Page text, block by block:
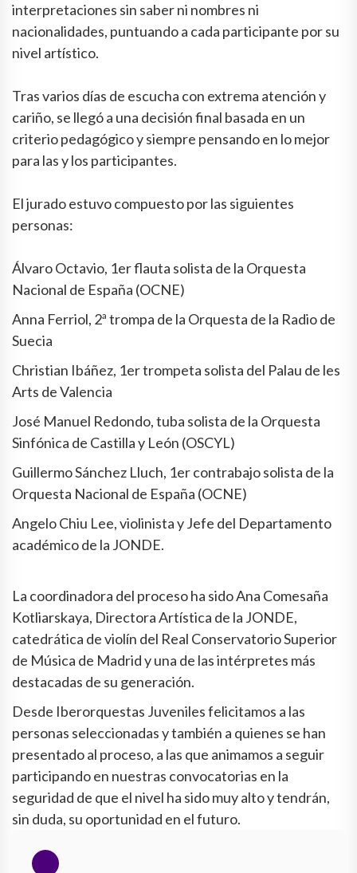
interpretaciones sin saber ni nombres ni
nacionalidades, puntuando a cada participante por su
nivel artístico.
Tras varios días de escucha con extrema atención y
cariño, se llegó a una decisión final basada en un
criterio pedagógico y siempre pensando en lo mejor
para las y los participantes.
El jurado estuvo compuesto por las siguientes
personas:
Álvaro Octavio, 1er flauta solista de la Orquesta
Nacional de España (OCNE)
Anna Ferriol, 2ª trompa de la Orquesta de la Radio de
Suecia
Christian Ibáñez, 1er trompeta solista del Palau de les
Arts de Valencia
José Manuel Redondo, tuba solista de la Orquesta
Sinfónica de Castilla y León (OSCYL)
Guillermo Sánchez Lluch, 1er contrabajo solista de la
Orquesta Nacional de España (OCNE)
Angelo Chiu Lee, violinista y Jefe del Departamento
académico de la JONDE.
La coordinadora del proceso ha sido Ana Comesaña
Kotliarskaya, Directora Artística de la JONDE,
catedrática de violín del Real Conservatorio Superior
de Música de Madrid y una de las intérpretes más
destacadas de su generación.
Desde Iberorquestas Juveniles felicitamos a las
personas seleccionadas y también a quienes se han
presentado al proceso, a las que animamos a seguir
participando en nuestras convocatorias en la
seguridad de que el nivel ha sido muy alto y tendrán,
sin duda, su oportunidad en el futuro.